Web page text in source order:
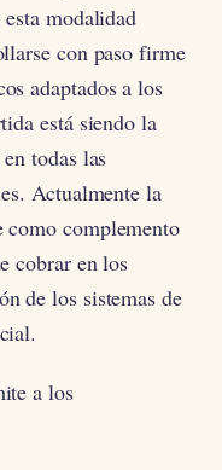
modalidad
con paso firme
adaptados a los
está siendo la
todas las
Actualmente la
como complemento
cobrar en los
de los sistemas de
a los